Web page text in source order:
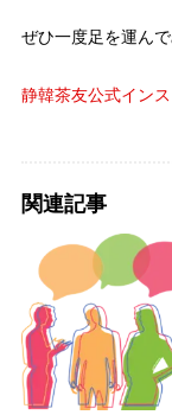
ぜひ一度足を運んで
静韓茶友公式イン
関連記事